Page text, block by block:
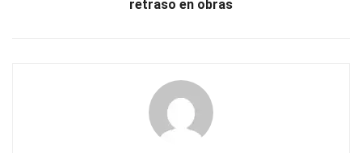
retraso en obras